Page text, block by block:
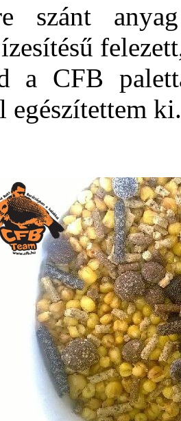
szánt
a CFB
egészítettem ki.